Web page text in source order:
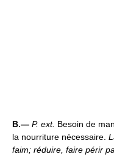
B.— P. ext. Besoin de
la nourriture nécessaire.
faim; réduire, faire périr